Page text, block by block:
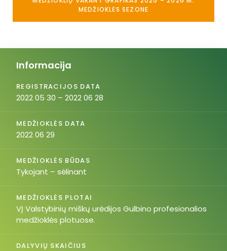
MEDŽIOKLĖS SEZONE
Informacija
REGISTRACIJOS DATA
2022 05 30 – 2022 06 28
MEDŽIOKLĖS DATA
2022 06 29
MEDŽIOKLĖS BŪDAS
Tykojant – sėlinant
MEDŽIOKLĖS PLOTAI
VĮ Valstybinių miškų urėdijos Gulbino profesionalios
medžioklės plotuose.
DALYVIŲ SKAIČIUS